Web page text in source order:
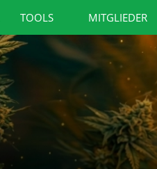
TOOLS MITGLIEDER